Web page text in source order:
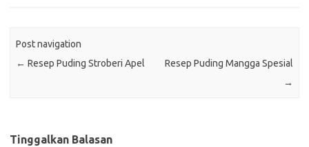
Post navigation
← Resep Puding Stroberi Apel
Resep Puding Mangga Spesial
→
Tinggalkan Balasan